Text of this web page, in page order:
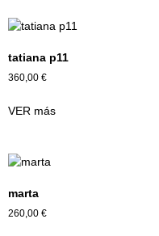
tatiana p11
360,00 €
VER más
marta
260,00 €